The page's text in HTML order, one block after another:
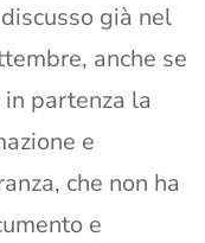
già nel
anche se
partenza la
e
che non ha
e